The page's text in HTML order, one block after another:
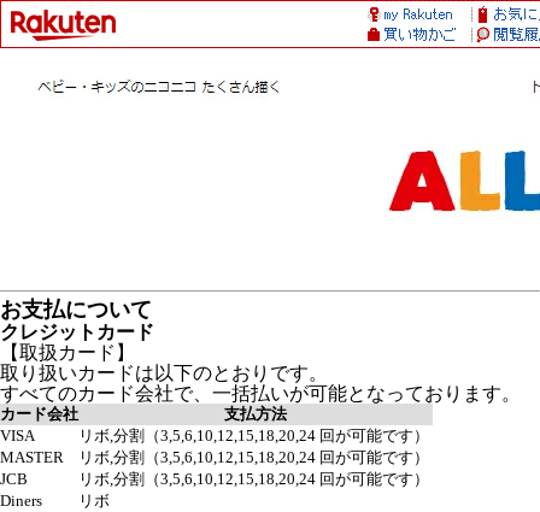
お支払について
クレジットカード
【取扱カード】
取り扱いカードは以下のとおりです。
すべてのカード会社で、一括払いが可能となっております。
カード会社
支払方法
VISA
リボ,分割（3,5,6,10,12,15,18,20,24 回が可能です）
MASTER
リボ,分割（3,5,6,10,12,15,18,20,24 回が可能です）
JCB
リボ,分割（3,5,6,10,12,15,18,20,24 回が可能です）
Diners
リボ